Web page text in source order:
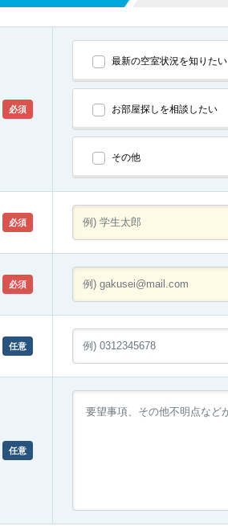
必須
最新の空室状況を知りたい
お部屋探しを相談したい
その他
必須
必須
任意
任意